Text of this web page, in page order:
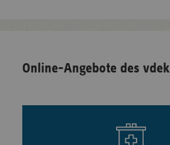
Online-Angebote des vdek